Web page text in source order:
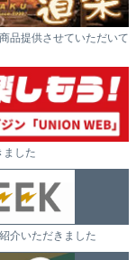
品提供させていただいて
ました
介いただきました